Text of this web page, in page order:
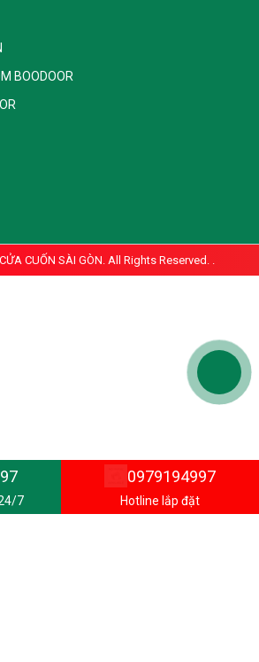
BOODOOR
CỬA CUỐN SÀI GÒN. All Rights Reserved. .
7
0979194997
Hotline lắp đặt